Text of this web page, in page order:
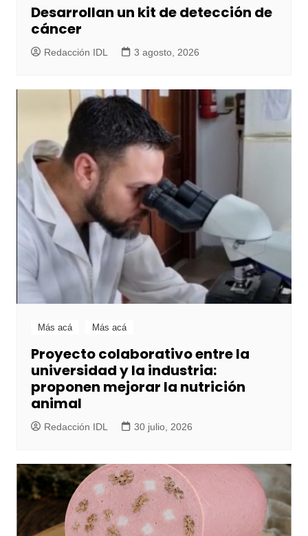
Desarrollan un kit de detección de
cáncer
Redacción IDL 3 agosto, 2026
Más acá Más acá
Proyecto colaborativo entre la
universidad y la industria:
proponen mejorar la nutrición
animal
Redacción IDL 30 julio, 2026